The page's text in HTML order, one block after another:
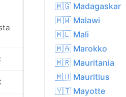
27.7°C
18.6°C
🇲🇬 Madagaskar
🇲🇼 Malawi
🇲🇱 Mali
🇲🇦 Marokko
🇲🇷 Mauritania
🇲🇺 Mauritius
🇾🇹 Mayotte